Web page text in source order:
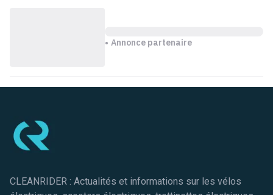
Annonce partenaire
CLEANRIDER : Actualités et informations sur les vélos